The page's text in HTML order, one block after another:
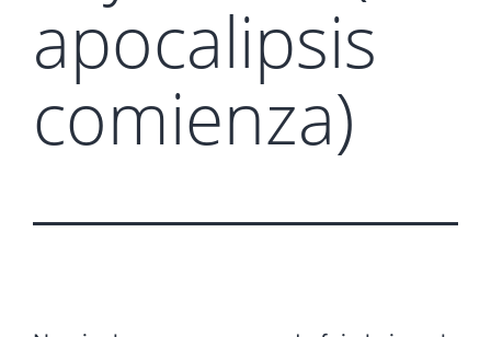
apocalipsis
comienza)